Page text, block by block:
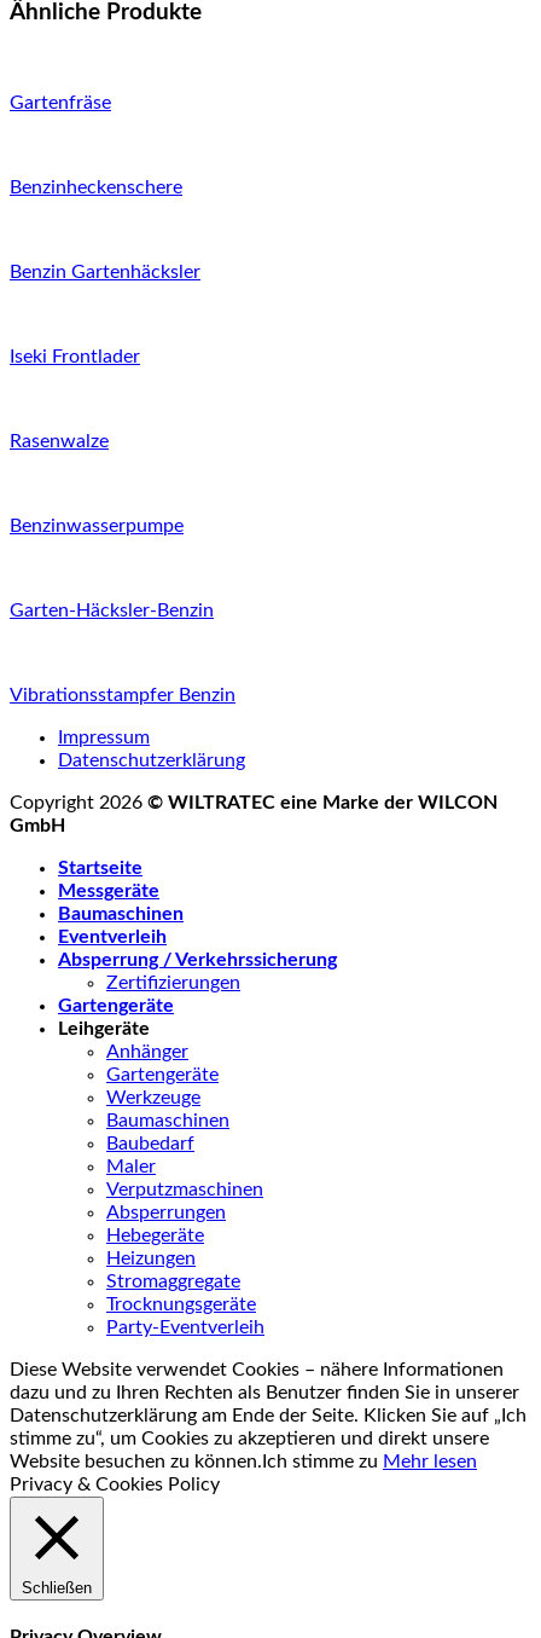
Ähnliche Produkte
Gartenfräse
Benzinheckenschere
Benzin Gartenhäcksler
Iseki Frontlader
Rasenwalze
Benzinwasserpumpe
Garten-Häcksler-Benzin
Vibrationsstampfer Benzin
Impressum
Datenschutzerklärung
Copyright 2026 © WILTRATEC eine Marke der WILCON
GmbH
Startseite
Messgeräte
Baumaschinen
Eventverleih
Absperrung / Verkehrssicherung
Zertifizierungen
Gartengeräte
Leihgeräte
Anhänger
Gartengeräte
Werkzeuge
Baumaschinen
Baubedarf
Maler
Verputzmaschinen
Absperrungen
Hebegeräte
Heizungen
Stromaggregate
Trocknungsgeräte
Party-Eventverleih
Diese Website verwendet Cookies – nähere Informationen
dazu und zu Ihren Rechten als Benutzer finden Sie in unserer
Datenschutzerklärung am Ende der Seite. Klicken Sie auf „Ich
stimme zu“, um Cookies zu akzeptieren und direkt unsere
Website besuchen zu können. Ich stimme zu Mehr lesen
Privacy & Cookies Policy
Schließen